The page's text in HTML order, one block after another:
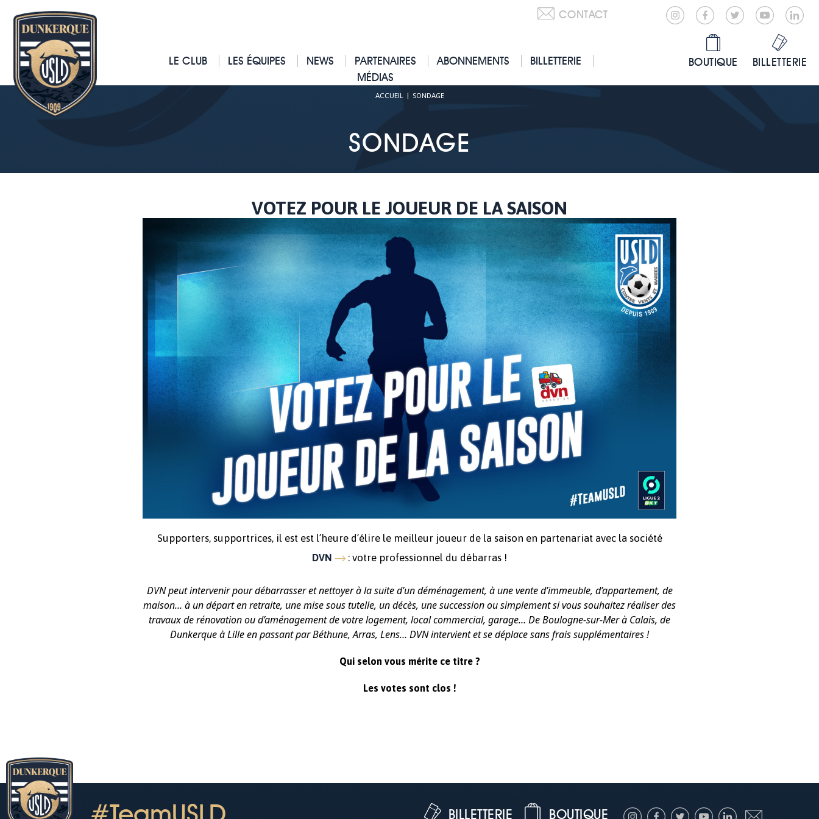
CONTACT
LE CLUB LES ÉQUIPES NEWS PARTENAIRES ABONNEMENTS
BILLETTERIE
MÉDIAS
BOUTIQUE BILLETTERIE
ACCUEIL| SONDAGE
SONDAGE
VOTEZ POUR LE JOUEUR DE LA SAISON
Supporters, supportrices, il est est l’heure d’élire le meilleur joueur de la saison en partenariat avec la société
DVN : votre professionnel du débarras !
DVN peut intervenir pour débarrasser et nettoyer à la suite d’un déménagement, à une vente d’immeuble, d’appartement, de
maison… à un départ en retraite, une mise sous tutelle, un décès, une succession ou simplement si vous souhaitez réaliser des
travaux de rénovation ou d’aménagement de votre logement, local commercial, garage… De Boulogne-sur-Mer à Calais, de
Dunkerque à Lille en passant par Béthune, Arras, Lens… DVN intervient et se déplace sans frais supplémentaires !
Qui selon vous mérite ce titre ?
Les votes sont clos !
BOUTIQUE
BILLETTERIE